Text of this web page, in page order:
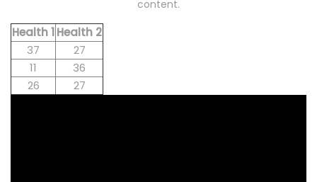
content.
Health 1Health 2
37
27
11
36
26
27